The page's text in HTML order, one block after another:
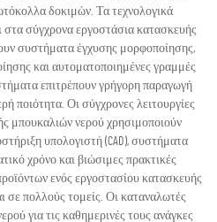
δοκιμών. Τα τεχνολογικά
στα σύγχρονα εργοστάσια κατασκευής
συστήματα έγχυσης μορφοποίησης,
και αυτοματοποιημένες γραμμές
επιτρέπουν γρήγορη παραγωγή
ποιότητα. Οι σύγχρονες λειτουργίες
μπουκαλιών νερού χρησιμοποιούν
υπολογιστή (CAD), συστήματα
χρόνο και βιώσιμες πρακτικές
ενός εργοστασίου κατασκευής
σε πολλούς τομείς. Οι καταναλωτές
για τις καθημερινές τους ανάγκες